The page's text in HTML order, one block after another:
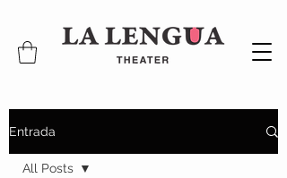
Entrada
All Posts